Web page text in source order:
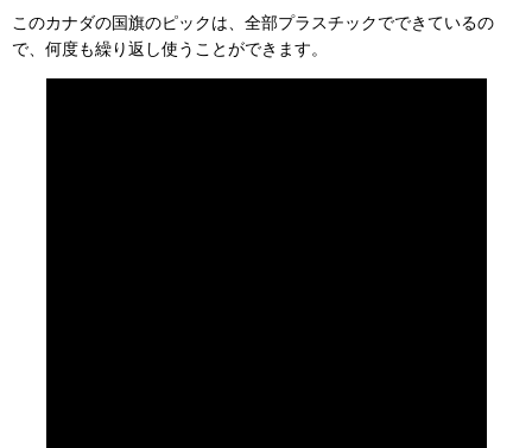
このカナダの国旗のピックは、全部プラスチックでできているの
で、何度も繰り返し使うことができます。